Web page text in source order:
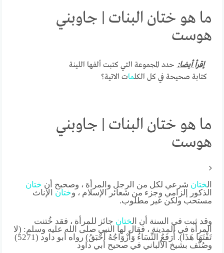
ما هو ختان البنات | جاوبني
هوست
إقرأ أيضا: حدد المجموعة التي كتبت ألفها اللينة
كتابة صحيحة في كل الكلمات الاتية؟
ما هو ختان البنات | جاوبني
هوست
ختان شرعي لكل من الرجل والمرأة ، وصحيح أن ختان
الذكور إلزامي وجزء من شعائر الإسلام ، وختان الإناث
مستحب ولكن غير مطلوب.
وقد ثبت في السنة أن ال ختان جائز للمرأة ، فقد خُتنت
المرأة في المدينة ، فقال لها النبي صلى الله عليه وسلم: (لا
تَفْتَهَا هَذَا). أَرَفَعُ النِّسَاءُ وَأَزْوَاجُهُ أَحْبَقُ) رواه أبو داود (5271)
وصُنّف بشيخ الألباني في صحيح أبي داود